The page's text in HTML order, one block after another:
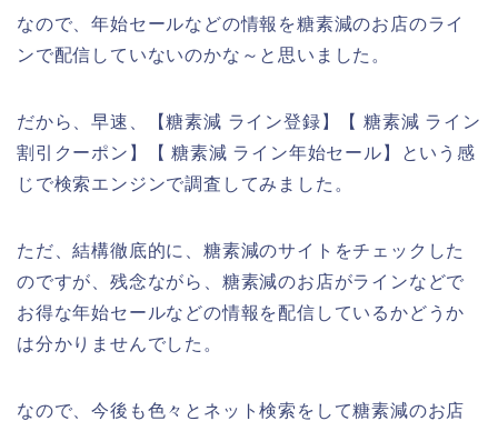
なので、年始セールなどの情報を糖素減のお店のライ
ンで配信していないのかな～と思いました。
だから、早速、【糖素減 ライン登録】【 糖素減 ライン
割引クーポン】【 糖素減 ライン年始セール】という感
じで検索エンジンで調査してみました。
ただ、結構徹底的に、糖素減のサイトをチェックした
のですが、残念ながら、糖素減のお店がラインなどで
お得な年始セールなどの情報を配信しているかどうか
は分かりませんでした。
なので、今後も色々とネット検索をして糖素減のお店